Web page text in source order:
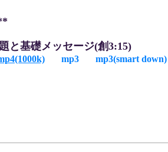
と基礎メッセージ(創3:15)
mp3 mp3(smart down)